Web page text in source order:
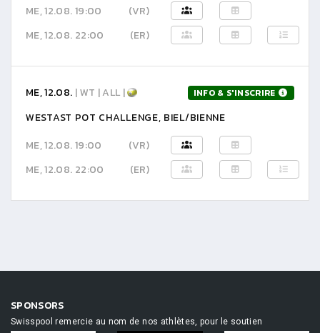
ME, 12.08. 19:00
(VR)
ME, 12.08. 22:00
(ER)
ME, 12.08. | WT | ALL | INFO & S'INSCRIRE
WESTAST POT CHALLENGE, BIEL/BIENNE
ME, 12.08. 19:00
(VR)
ME, 12.08. 22:00
(ER)
SPONSORS
Swisspool remercie au nom de nos athlètes, pour le soutien